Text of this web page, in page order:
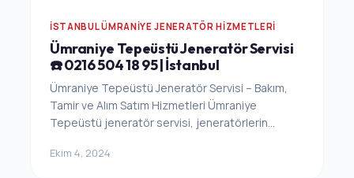
İSTANBUL ÜMRANIYE JENERATÖR HIZMETLERI
Ümraniye Tepeüstü Jeneratör Servisi
☎️ 0216 504 18 95 | İstanbul
Ümraniye Tepeüstü Jeneratör Servisi – Bakım,
Tamir ve Alım Satım Hizmetleri Ümraniye
Tepeüstü jeneratör servisi, jeneratörlerin...
Ekim 4, 2024